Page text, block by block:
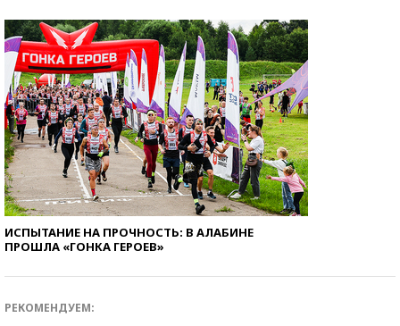
ИСПЫТАНИЕ НА ПРОЧНОСТЬ: В АЛАБИНЕ
ПРОШЛА «ГОНКА ГЕРОЕВ»
РЕКОМЕНДУЕМ: